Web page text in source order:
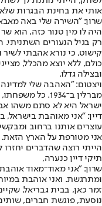
אותי את בחינת הבגרות
שרון: "השירה שלי באה
היה לו מין טנור כזה, הוא
רק בגיל הנעורים השתניתי.
קישוט, כי נורא אהבתי
כולם, ללא יוצא מהכלל,
ובצילה גדלו.
ויצטום: "האהבה שלי
מברלין
ישראל היא לא סתם משהו
דיין: "אני מאוהבת בישראל,
עוצרים אותנו ברחוב
אני מטורפת על הארץ
הייתי רוצה שהדברים יחזרו
תיקי דיין כנערה,
שרון: "אני מאוד־מאוד
ומתרגשת. ואני אוהבת
נוסעת, פוגשת חברים,